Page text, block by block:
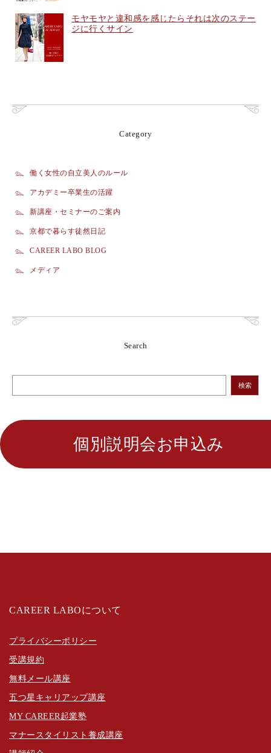
モヤモヤと違和感を感じたらそれは次のステー
ジに行くサイン
Category
働く女性の自立美人のルール
アカデミー卒業生の活躍
新講座・セミナーのご案内
京都で暮らす徒然日記
CAREER LABO BLOG
メディア
Search
検索
個別説明会お申込み
CAREER LABOについて
プライバシーポリシー
受講規約
無料メール講座
五つ星キャリアップ講座
MY CAREER起業塾
マナースタイリスト養成講座